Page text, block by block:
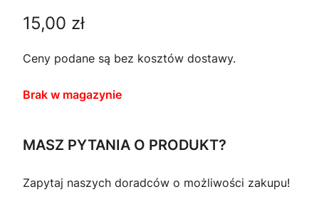
15,00 zł
Ceny podane są bez kosztów dostawy.
Brak w magazynie
MASZ PYTANIA O PRODUKT?
Zapytaj naszych doradców o możliwości zakupu!